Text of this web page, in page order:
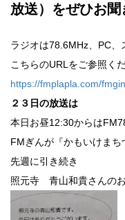
放送）をぜひお聞
ラジオは78.6MHz、PC、
こちらのURLをご参照く
https://fmplapla.com/
２３ 日の放送は
本日お昼12:30からは
FMぎんが『かもいけまち
先週に引き続き
照元寺 青山和貴さんのお